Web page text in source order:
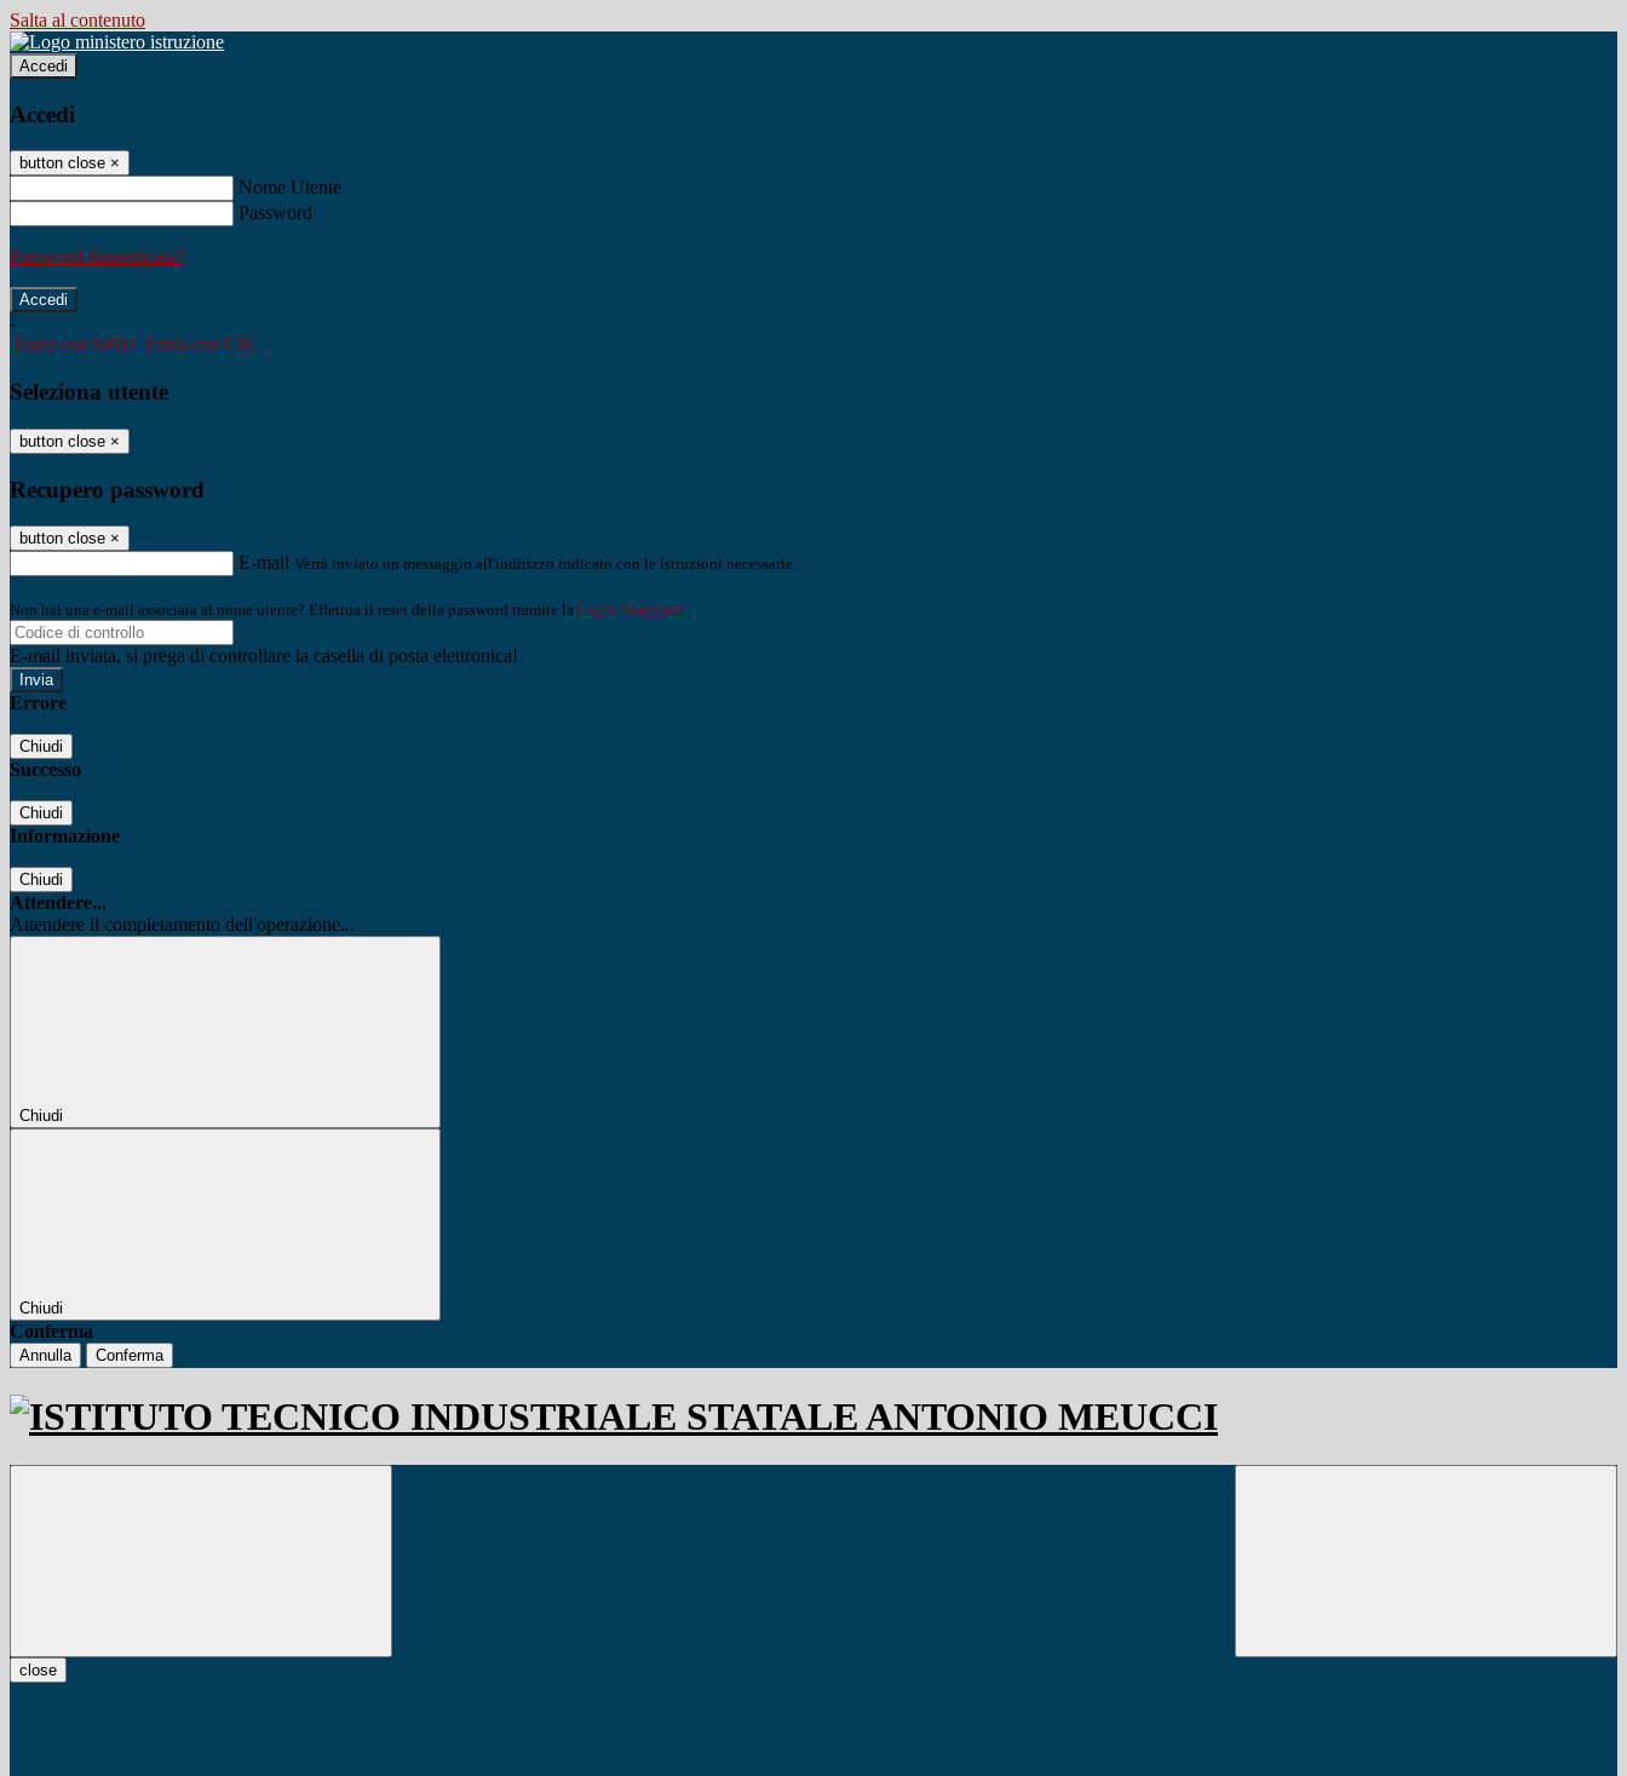
Salta al contenuto
Accedi
Accedi
button close ×
Nome Utente
Password
Password dimenticata?
-
Entra con SPID Entra con CIE
Seleziona utente
button close ×
Recupero password
button close ×
E-mail Verrà inviato un messaggio all'indirizzo indicato con le istruzioni necessarie.
Non hai una e-mail associata al nome utente? Effettua il reset della password tramite la Login Spaggiari
E-mail inviata, si prega di controllare la casella di posta elettronica!
Errore
Chiudi
Successo
Chiudi
Informazione
Chiudi
Attendere...
Attendere il completamento dell'operazione...
Chiudi
Chiudi
Conferma
Annulla Conferma
close